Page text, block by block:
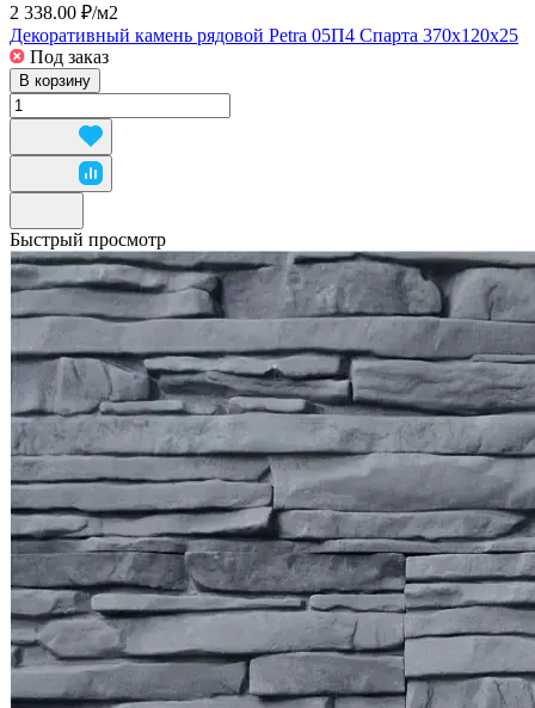
2 338.00 ₽/м2
Декоративный камень рядовой Petra 05П4 Спарта 370х120х25
Под заказ
В корзину
Быстрый просмотр